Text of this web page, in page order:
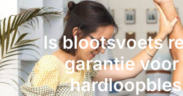
Is blootsvoets
garantie